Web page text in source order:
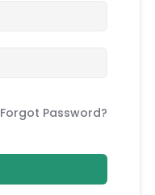
Forgot Password?